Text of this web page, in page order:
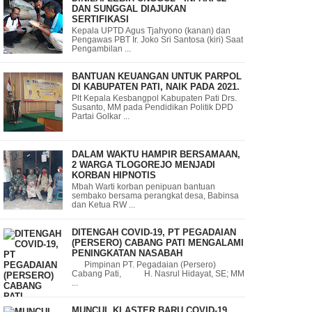
DAN SUNGGAL DIAJUKAN
SERTIFIKASI
Kepala UPTD Agus Tjahyono (kanan) dan
Pengawas PBT Ir. Joko Sri Santosa (kiri) Saat
Pengambilan ...
BANTUAN KEUANGAN UNTUK PARPOL
DI KABUPATEN PATI, NAIK PADA 2021.
Plt Kepala Kesbangpol Kabupaten Pati Drs.
Susanto, MM pada Pendidikan Politik DPD
Partai Golkar ...
DALAM WAKTU HAMPIR BERSAMAAN,
2 WARGA TLOGOREJO MENJADI
KORBAN HIPNOTIS
Mbah Warti korban penipuan bantuan
sembako bersama perangkat desa, Babinsa
dan Ketua RW ...
DITENGAH COVID-19, PT PEGADAIAN
(PERSERO) CABANG PATI MENGALAMI
PENINGKATAN NASABAH
Pimpinan PT. Pegadaian (Persero)
Cabang Pati, H. Nasrul Hidayat, SE; MM